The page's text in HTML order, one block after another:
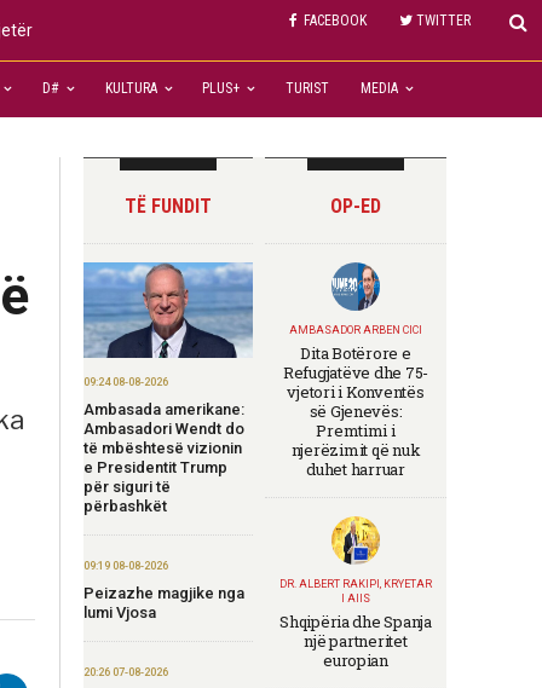
FACEBOOK TWITTER
D# KULTURA PLUS+ TURIST MEDIA
TË FUNDIT
09:24 08-08-2026
Ambasada amerikane:
Ambasadori Wendt do
të mbështesë vizionin
e Presidentit Trump
për siguri të
përbashkët
09:19 08-08-2026
Peizazhe magjike nga
lumi Vjosa
20:26 07-08-2026
OP-ED
AMBASADOR ARBEN CICI
Dita Botërore e
Refugjatëve dhe 75-
vjetori i Konventës
së Gjenevës:
Premtimi i
njerëzimit që nuk
duhet harruar
DR. ALBERT RAKIPI, KRYETAR
I AIIS
Shqipëria dhe Spanja
një partneritet
europian